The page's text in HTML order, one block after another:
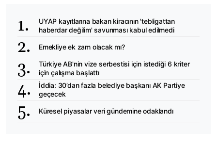
UYAP kayıtlarına bakan kiracının 'tebligattan
haberdar değilim' savunması kabul edilmedi
Emekliye ek zam olacak mı?
Türkiye AB'nin vize serbestisi için istediği 6 kriter
için çalışma başlattı
İddia: 30’dan fazla belediye başkanı AK Partiye
geçecek
Küresel piyasalar veri gündemine odaklandı